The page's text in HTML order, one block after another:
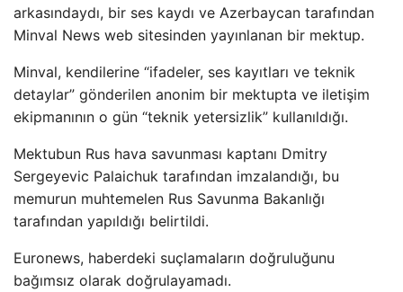
arkasındaydı, bir ses kaydı ve Azerbaycan tarafından
Minval News web sitesinden yayınlanan bir mektup.
Minval, kendilerine “ifadeler, ses kayıtları ve teknik
detaylar” gönderilen anonim bir mektupta ve iletişim
ekipmanının o gün “teknik yetersizlik” kullanıldığı.
Mektubun Rus hava savunması kaptanı Dmitry
Sergeyevic Palaichuk tarafından imzalandığı, bu
memurun muhtemelen Rus Savunma Bakanlığı
tarafından yapıldığı belirtildi.
Euronews, haberdeki suçlamaların doğruluğunu
bağımsız olarak doğrulayamadı.